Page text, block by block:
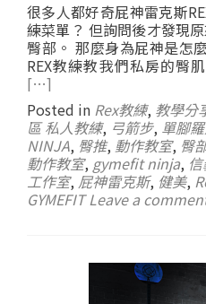
很多人都好奇屁神雷克斯
練菜單？ 但詢問後才發現
臀部。 那麼身為屁神是怎
REX教練教我們私房的臀
[…]
Posted in Rex教練, 教學分
區 私人教練, 弓箭步, 單腳
NINJA, 臀推, 動作教室, 臀
動作教室, gymefit ninja,
工作室, 屁神雷克斯, 健美,
GYMEFIT Leave a